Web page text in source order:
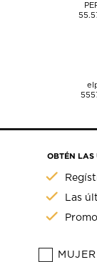
OBTÉN LAS
Las
MUJER